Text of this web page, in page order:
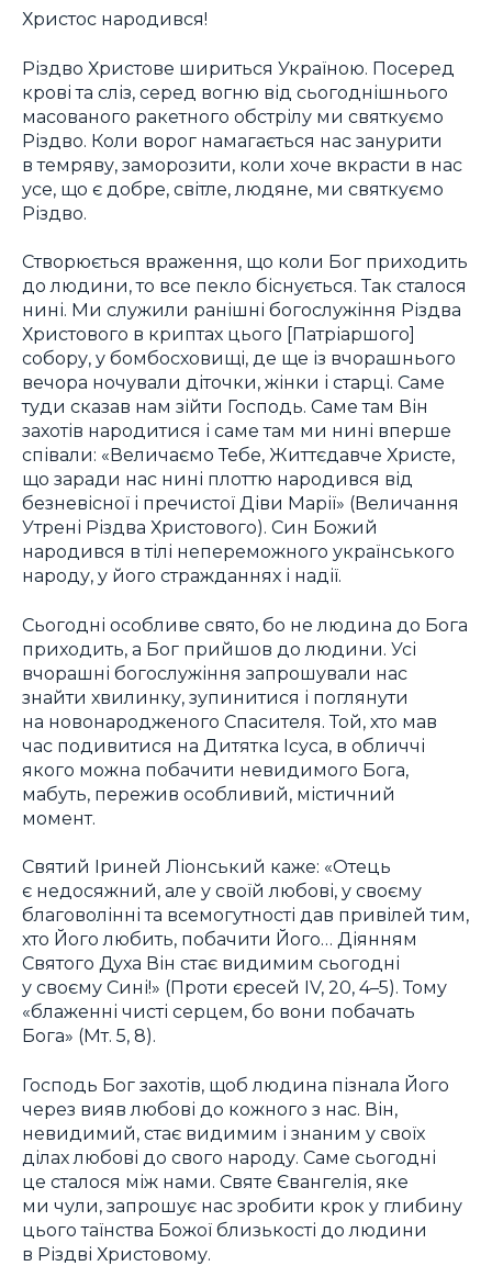
Христос народився!
Різдво Христове шириться Україною. Посеред
крові та сліз, серед вогню від сьогоднішнього
масованого ракетного обстрілу ми святкуємо
Різдво. Коли ворог намагається нас занурити
в темряву, заморозити, коли хоче вкрасти в нас
усе, що є добре, світле, людяне, ми святкуємо
Різдво.
Створюється враження, що коли Бог приходить
до людини, то все пекло біснується. Так сталося
нині. Ми служили ранішні богослужіння Різдва
Христового в криптах цього [Патріаршого]
собору, у бомбосховищі, де ще із вчорашнього
вечора ночували діточки, жінки і старці. Саме
туди сказав нам зійти Господь. Саме там Він
захотів народитися і саме там ми нині вперше
співали: «Величаємо Тебе, Життєдавче Христе,
що заради нас нині плоттю народився від
безневісної і пречистої Діви Марії» (Величання
Утрені Різдва Христового). Син Божий
народився в тілі непереможного українського
народу, у його стражданнях і надії.
Сьогодні особливе свято, бо не людина до Бога
приходить, а Бог прийшов до людини. Усі
вчорашні богослужіння запрошували нас
знайти хвилинку, зупинитися і поглянути
на новонародженого Спасителя. Той, хто мав
час подивитися на Дитятка Ісуса, в обличчі
якого можна побачити невидимого Бога,
мабуть, пережив особливий, містичний
момент.
Святий Іриней Ліонський каже: «Отець
є недосяжний, але у своїй любові, у своєму
благоволінні та всемогутності дав привілей тим,
хто Його любить, побачити Його… Діянням
Святого Духа Він стає видимим сьогодні
у своєму Сині!» (Проти єресей IV, 20, 4–5). Тому
«блаженні чисті серцем, бо вони побачать
Бога» (Мт. 5, 8).
Господь Бог захотів, щоб людина пізнала Його
через вияв любові до кожного з нас. Він,
невидимий, стає видимим і знаним у своїх
ділах любові до свого народу. Саме сьогодні
це сталося між нами. Святе Євангелія, яке
ми чули, запрошує нас зробити крок у глибину
цього таїнства Божої близькості до людини
в Різдві Христовому.